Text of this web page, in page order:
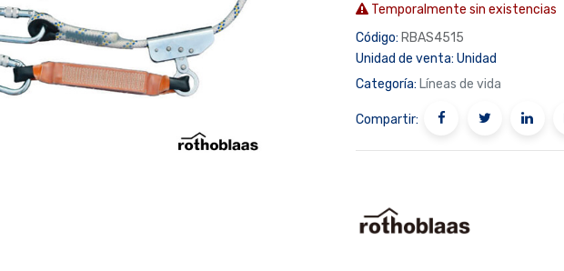
Temporalmente sin existencias
Código: RBAS4515
Unidad de venta: Unidad
Categoría: Líneas de vida
Compartir: